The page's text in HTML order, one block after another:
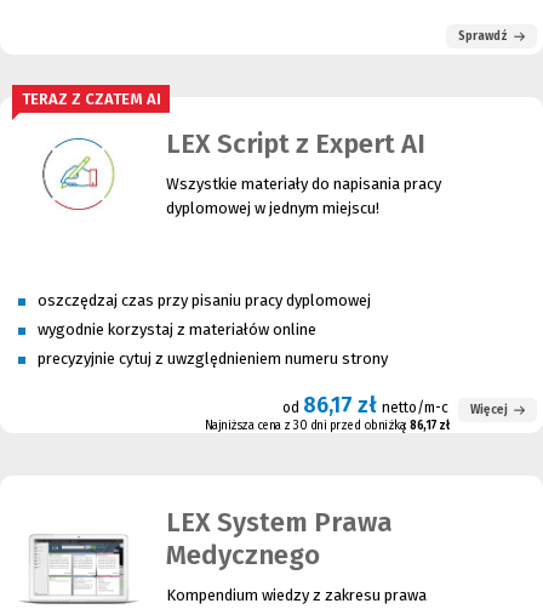
Sprawdź
TERAZ Z CZATEM AI
LEX Script z Expert AI
Wszystkie materiały do napisania pracy
dyplomowej w jednym miejscu!
oszczędzaj czas przy pisaniu pracy dyplomowej
wygodnie korzystaj z materiałów online
precyzyjnie cytuj z uwzględnieniem numeru strony
od 86,17 zł netto/m-c
Najniższa cena z 30 dni przed obniżką: 86,17 zł
Więcej
LEX System Prawa
Medycznego
Kompendium wiedzy z zakresu prawa